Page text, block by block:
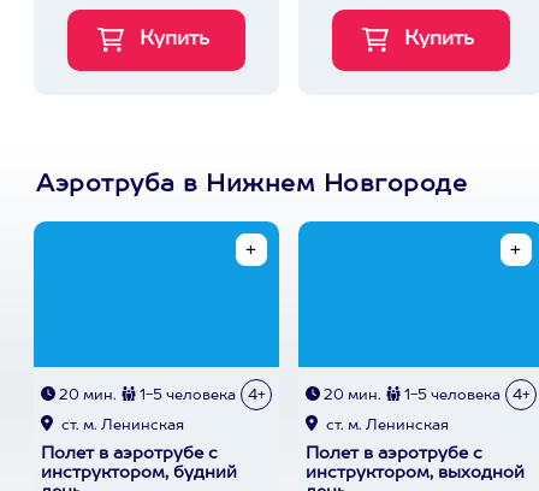
Аэротруба в Нижнем Новгороде
20 мин. 1-5 человека 4+
ст. м. Ленинская
Полет в аэротрубе с
инструктором, будний
20 мин. 1-5 человека 4+
ст. м. Ленинская
Полет в аэротрубе с
инструктором, выходной